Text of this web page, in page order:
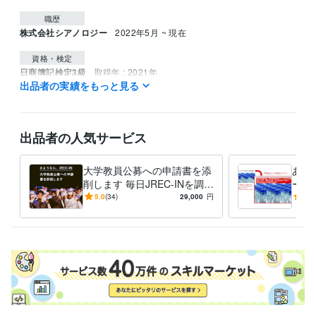
職歴
株式会社シアノロジー 2022年5月 ~ 現在
資格・検定
日商簿記検定3級 取得年 : 2021年
Wix:10年Excel:20年PowerPoint:20年Word:20年STORES:3年
ライティング・翻訳 研究論文添削 Webデザイン
大学 テクノロジー 環境 バイオ 経営
学歴
東京大学大学院 2002年3月 ~ 2007年2月
出品者の実績をもっと見る
出品者の人気サービス
大学教員公募への申請書を添
削します 毎日JREC-INを調べ
る日々を終わらせましょう
5.0(34) 29,000 円
あな
ータ
ング